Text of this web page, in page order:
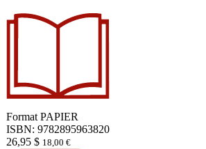
Format PAPIER
ISBN: 9782895963820
26,95 $ 18,00 €